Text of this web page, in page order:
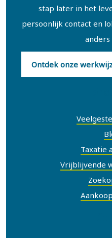
stap later in het
persoonlijk contact en
anders
Ontdek onze
Taxatie
Vrijblijvende